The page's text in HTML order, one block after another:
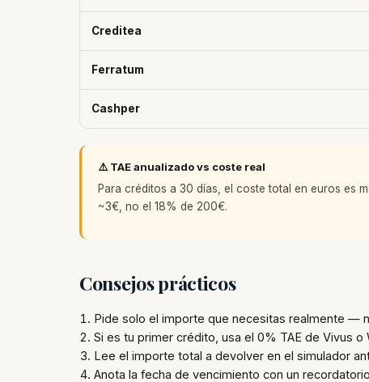
Creditea
Ferratum
Cashper
⚠️ TAE anualizado vs coste real
Para créditos a 30 días, el coste total en euros es
~3€, no el 18% de 200€.
Consejos prácticos
Pide solo el importe que necesitas realmente —
Si es tu primer crédito, usa el 0% TAE de Vivus o
Lee el importe total a devolver en el simulador
Anota la fecha de vencimiento con un